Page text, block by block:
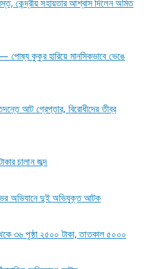
কেন্দ্রীয় সহায়তার আশ্বাস দিলেন অমিত
পোষ্য কুকুর হারিয়ে মানসিকভাবে ভেঙে
আট গ্রেপ্তার, বিরোধীদের তীব্র
চালান জব্দ
অভিযানে দুই অভিযুক্ত আটক
৩৬ পৃষ্ঠা ২৫০০ টাকা, তাতকাল ৫০০০